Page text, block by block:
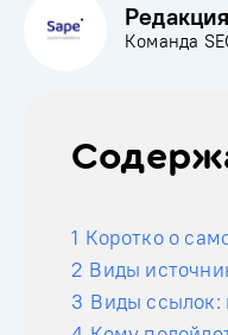
Команда
1 Коротко о
2 Виды
3 Виды ссылок: